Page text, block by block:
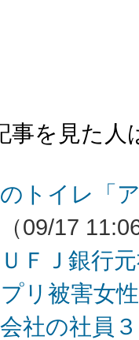
事を見た人
トイレ「
（09/17
ＦＪ銀行
リ被害女
社の社員